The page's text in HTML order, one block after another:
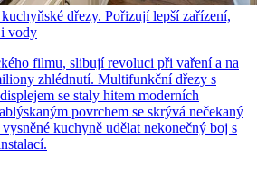
dřezy. Pořizují lepší zařízení,
i vody
filmu, slibují revoluci při vaření a na
zhlédnutí. Multifunkční dřezy s
se staly hitem moderních
povrchem se skrývá nečekaný
kuchyně udělat nekonečný boj s